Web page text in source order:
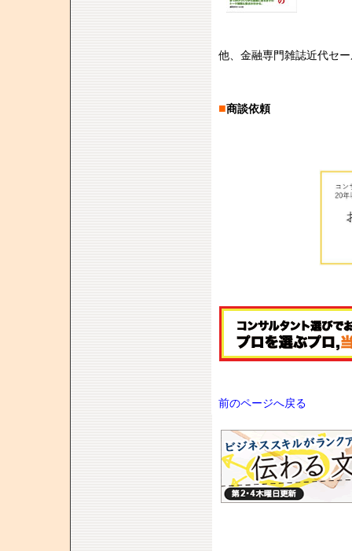
他、金融専門雑誌近代セ
■商談依頼
前のページへ戻る